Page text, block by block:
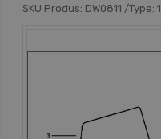
SKU Produs: DW0811 /Type:1